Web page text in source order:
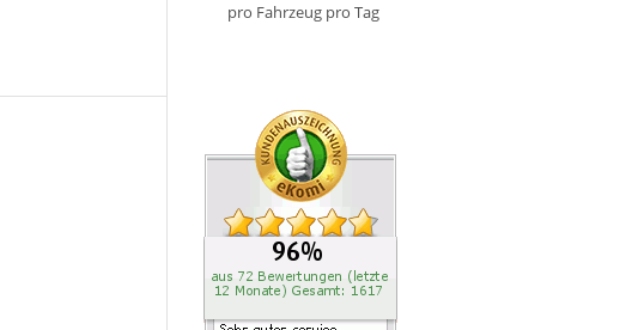
pro Fahrzeug pro Tag